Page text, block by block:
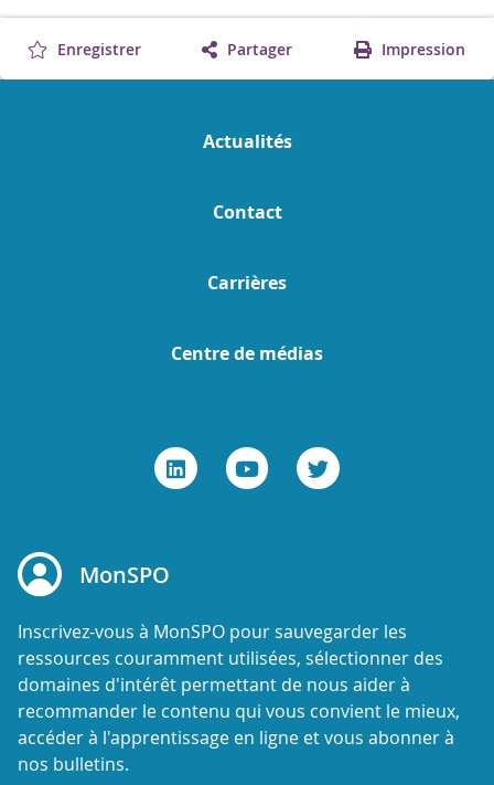
Enregistrer Partager Impression
Actualités
Contact
Carrières
Centre de médias
MonSPO
Inscrivez-vous à MonSPO pour sauvegarder les
ressources couramment utilisées, sélectionner des
domaines d'intérêt permettant de nous aider à
recommander le contenu qui vous convient le mieux,
accéder à l'apprentissage en ligne et vous abonner à
nos bulletins.